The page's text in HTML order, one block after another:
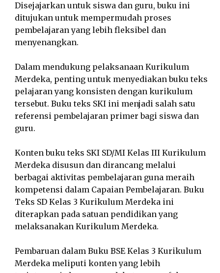
Disejajarkan untuk siswa dan guru, buku ini
ditujukan untuk mempermudah proses
pembelajaran yang lebih fleksibel dan
menyenangkan.
Dalam mendukung pelaksanaan Kurikulum
Merdeka, penting untuk menyediakan buku teks
pelajaran yang konsisten dengan kurikulum
tersebut. Buku teks SKI ini menjadi salah satu
referensi pembelajaran primer bagi siswa dan
guru.
Konten buku teks SKI SD/MI Kelas III Kurikulum
Merdeka disusun dan dirancang melalui
berbagai aktivitas pembelajaran guna meraih
kompetensi dalam Capaian Pembelajaran. Buku
Teks SD Kelas 3 Kurikulum Merdeka ini
diterapkan pada satuan pendidikan yang
melaksanakan Kurikulum Merdeka.
Pembaruan dalam Buku BSE Kelas 3 Kurikulum
Merdeka meliputi konten yang lebih